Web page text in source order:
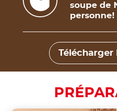
soupe de
personne!
Télécharger